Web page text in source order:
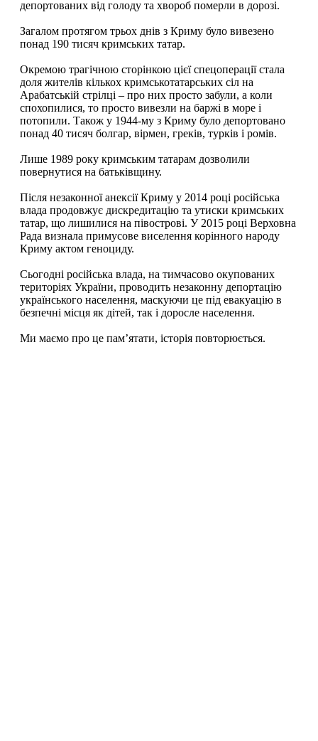
депортованих від голоду та хвороб померли в дорозі.
Загалом протягом трьох днів з Криму було вивезено
понад 190 тисяч кримських татар.
Окремою трагічною сторінкою цієї спецоперації стала
доля жителів кількох кримськотатарських сіл на
Арабатській стрілці – про них просто забули, а коли
спохопилися, то просто вивезли на баржі в море і
потопили. Також у 1944-му з Криму було депортовано
понад 40 тисяч болгар, вірмен, греків, турків і ромів.
Лише 1989 року кримським татарам дозволили
повернутися на батьківщину.
Після незаконної анексії Криму у 2014 році російська
влада продовжує дискредитацію та утиски кримських
татар, що лишилися на півострові. У 2015 році Верховна
Рада визнала примусове виселення корінного народу
Криму актом геноциду.
Сьогодні російська влада, на тимчасово окупованих
територіях України, проводить незаконну депортацію
українського населення, маскуючи це під евакуацію в
безпечні місця як дітей, так і доросле населення.
Ми маємо про це пам’ятати, історія повторюється.